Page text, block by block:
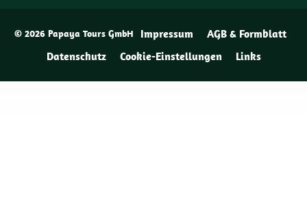
© 2026 Papaya Tours GmbH Impressum
AGB & Formblatt
Datenschutz
Cookie-Einstellungen Links